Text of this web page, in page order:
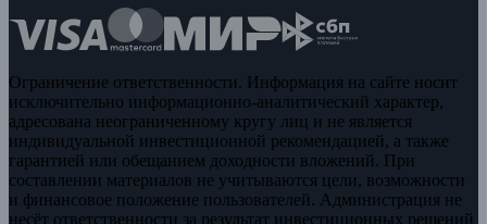
Ограничение ответственности. Информация на сайте носит
исключительно информационно-аналитический характер,
адресована неограниченному кругу лиц и не является
индивидуальной инвестиционной рекомендацией, а также
гарантией или обещанием доходности вложений. При
составлении материалов не учитываются цели, возможности
и финансовое положение пользователей. Администрация не
несёт ответственности за результат инвестиционных решений